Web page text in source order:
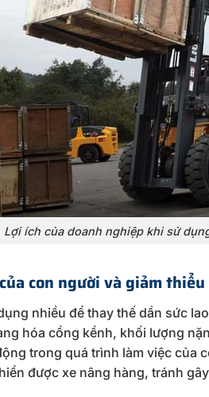
Lợi ích của doanh nghiệp khi sử
con người và giảm
nhiều để thay thế dần sức
hóa cồng kềnh, khối lượng
trong quá trình làm việc của
được xe nâng hàng, tránh